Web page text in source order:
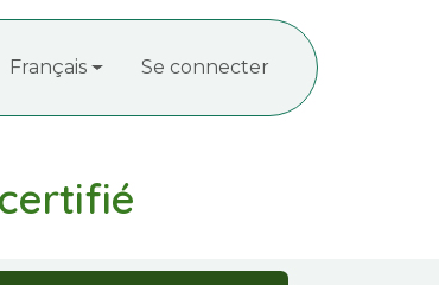
nous Recrutement
Français Se connecter